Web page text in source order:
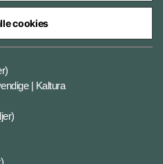
under Forsvarsministeriet
cookies
| Kaltura